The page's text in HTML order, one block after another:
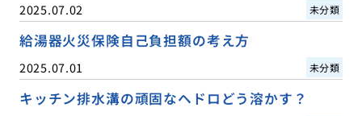
2025.07.02 未分類
給湯器火災保険自己負担額の考え方
2025.07.01 未分類
キッチン排水溝の頑固なヘドロどう溶かす？